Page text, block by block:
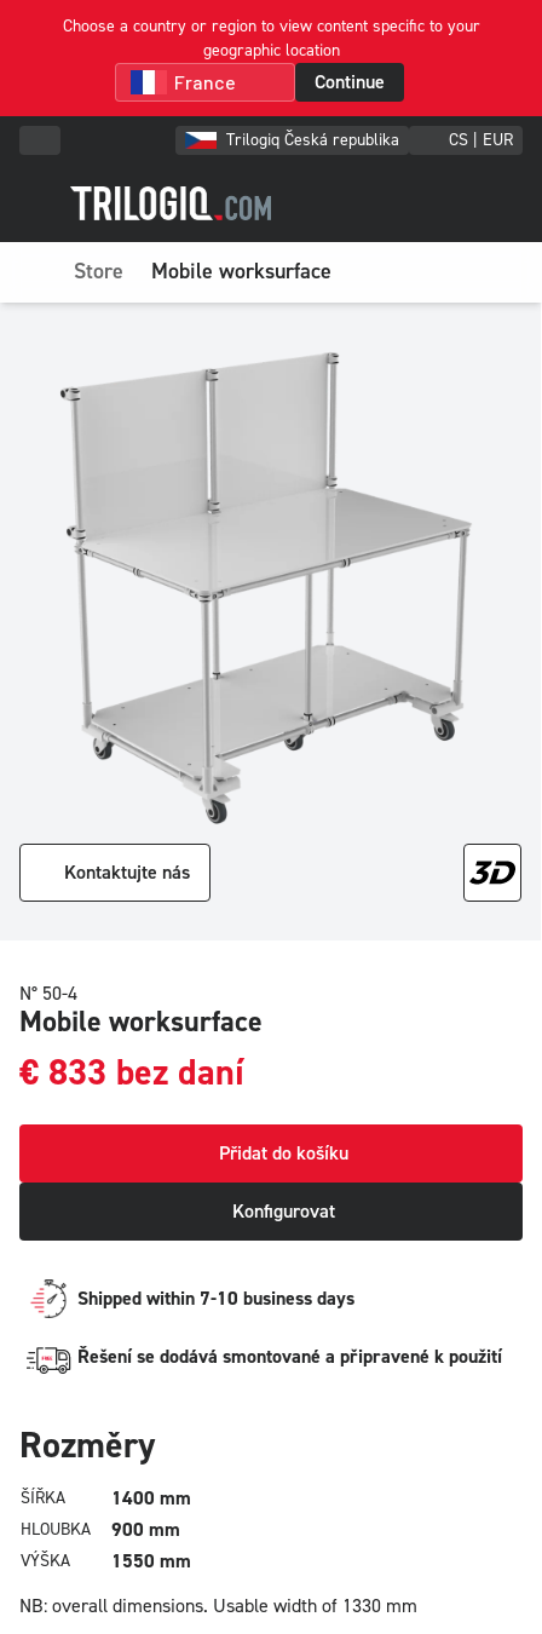
Choose a country or region to view content specific to your
geographic location
Continue
Trilogiq Česká republika CS | EUR
Store Mobile worksurface
Kontaktujte nás
N° 50-4
Mobile worksurface
€ 833 bez daní
Přidat do košíku
Konfigurovat
Shipped within 7-10 business days
Řešení se dodává smontované a připravené k použití
Rozměry
ŠÍŘKA 1400 mm
HLOUBKA 900 mm
VÝŠKA
1550 mm
NB: overall dimensions. Usable width of 1330 mm